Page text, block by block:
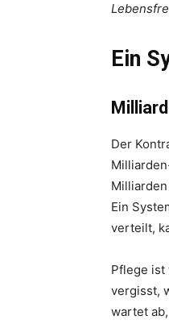
Ein
Der
Ein
verteilt,
Pflege ist
vergisst,
wartet